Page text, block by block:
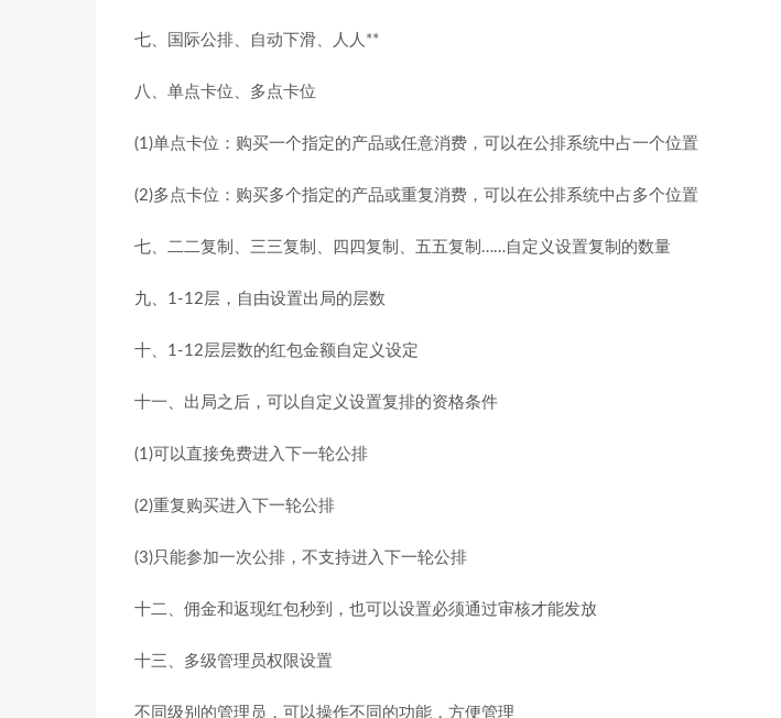
七、国际公排、自动下滑、人人**
八、单点卡位、多点卡位
(1)单点卡位：购买一个指定的产品或任意消费，可以在公排系统中占一个位置
(2)多点卡位：购买多个指定的产品或重复消费，可以在公排系统中占多个位置
七、二二复制、三三复制、四四复制、五五复制……自定义设置复制的数量
九、1-12层，自由设置出局的层数
十、1-12层层数的红包金额自定义设定
十一、出局之后，可以自定义设置复排的资格条件
(1)可以直接免费进入下一轮公排
(2)重复购买进入下一轮公排
(3)只能参加一次公排，不支持进入下一轮公排
十二、佣金和返现红包秒到，也可以设置必须通过审核才能发放
十三、多级管理员权限设置
不同级别的管理员，可以操作不同的功能，方便管理